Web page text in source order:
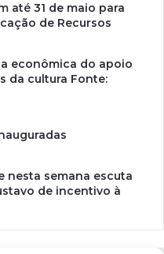
até 31 de maio para
de Recursos
econômica do apoio
da cultura Fonte:
nesta semana escuta
de incentivo à